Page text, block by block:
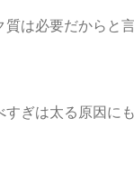
は必要だからと
ぎは太る原因に